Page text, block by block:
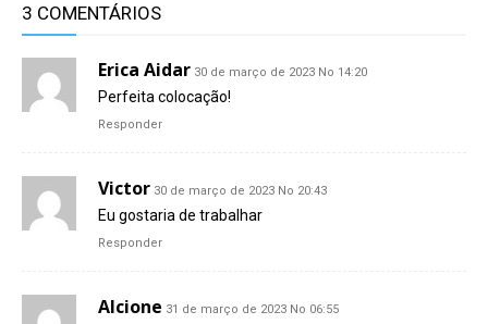
3 COMENTÁRIOS
Erica Aidar 30 de março de 2023 No 14:20
Perfeita colocação!
Responder
Victor 30 de março de 2023 No 20:43
Eu gostaria de trabalhar
Responder
Alcione 31 de março de 2023 No 06:55